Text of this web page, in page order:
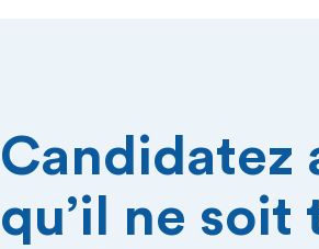
Candidatez
qu’il ne soit